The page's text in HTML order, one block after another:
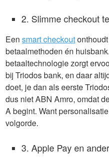
2. Slimme checkout
Eensmart checkout
betaalmethoden én
betaaltechnologie zorgt
bij Triodos bank, en daar
doet, je dan als eerste
dus niet ABN Amro, omdat
A begint. Want
volgorde.
3. Apple Pay en